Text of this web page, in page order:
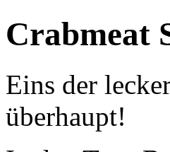
Crabmeat
Eins der
überhaupt!